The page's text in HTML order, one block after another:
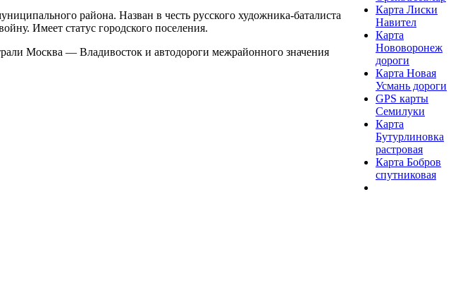
района. Назван в честь русского художника-баталиста
Имеет статус городского поселения.
Москва — Владивосток и автодороги межрайонного значения
Карта Лиски
Навител
Карта
Нововоронеж
дороги
Карта Новая
Усмань дороги
GPS карты
Семилуки
Карта
Бутурлиновка
растровая
Карта Бобров
спутниковая